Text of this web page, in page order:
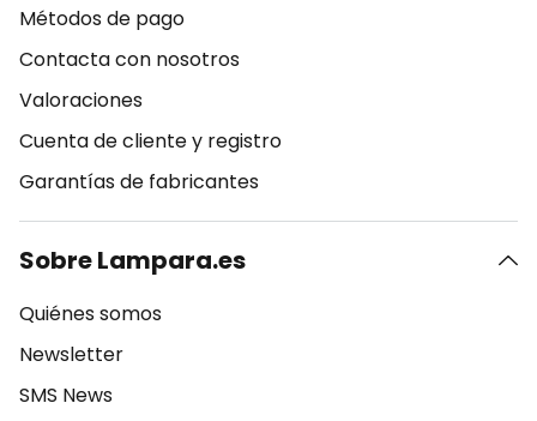
Métodos de pago
Contacta con nosotros
Valoraciones
Cuenta de cliente y registro
Garantías de fabricantes
Sobre Lampara.es
Quiénes somos
Newsletter
SMS News